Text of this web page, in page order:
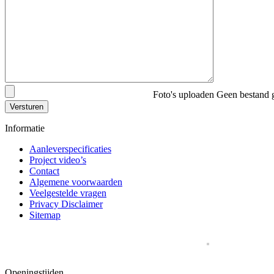
Foto's uploaden Geen bestand
Versturen
Informatie
Aanleverspecificaties
Project video’s
Contact
Algemene voorwaarden
Veelgestelde vragen
Privacy Disclaimer
Sitemap